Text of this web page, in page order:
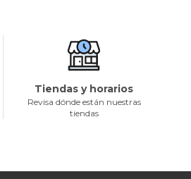
Tiendas y horarios
Revisa dónde están nuestras
tiendas